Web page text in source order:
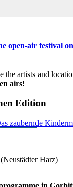
open-air festival
the artists and
airs!
Edition
zaubernde
(Neustädter Harz)